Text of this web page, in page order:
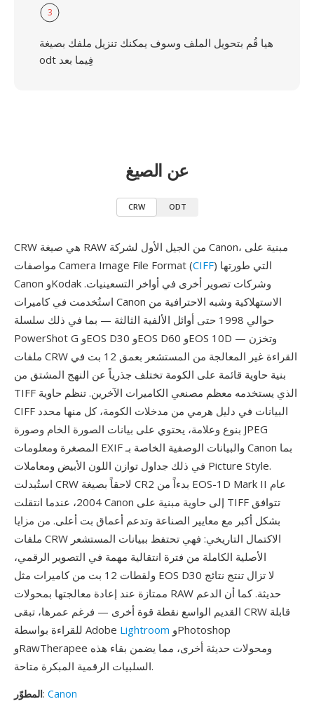
3
هيا قُم بتحويل الملف وسوف يمكنك تنزيل ملفك بصيغة
odt فِيما بعد
عن الصيغ
CRW ODT
CRW هي صيغة RAW من الجيل الأول لشركة Canon، مبنية على
مواصفات Camera Image File Format (CIFF) التي طورتها
Canon وKodak وشركات تصوير أخرى في أواخر التسعينيات.
استُخدمت في كاميرات Canon الاستهلاكية وشبه الاحترافية من
حوالي 1998 حتى أوائل الألفية الثالثة — بما في ذلك سلسلة
PowerShot G وEOS D30 وEOS D60 وEOS 10D — وتخزن
ملفات CRW القراءة غير المعالجة من المستشعر بعمق 12 بت في
بنية حاوية قائمة على الكومة تختلف جذرياً عن النهج المشتق من
TIFF الذي يستخدمه معظم مصنعي الكاميرات الآخرين. تنظم حاوية
CIFF البيانات في دليل هرمي من مدخلات الكومة، كل منها محدد
بنوع وعلامة، يحتوي على بيانات الصورة الخام وصورة JPEG
المصغرة ومعلومات EXIF والبيانات الوصفية الخاصة بـ Canon بما
في ذلك جداول توازن اللون الأبيض ومعاملات Picture Style.
استُبدلت CRW لاحقاً بصيغة CR2 بدءاً من EOS-1D Mark II عام
2004، عندما انتقلت Canon إلى حاوية مبنية على TIFF تتوافق
بشكل أكبر مع معايير الصناعة وتدعم أعماق بت أعلى. من مزايا
ملفات CRW الاكتمال التاريخي: فهي تحتفظ ببيانات المستشعر
الأصلية الكاملة من فترة انتقالية مهمة في التصوير الرقمي،
ولقطات 12 بت من كاميرات مثل EOS D30 لا تزال تنتج نتائج
ممتازة عند إعادة معالجتها بمحولات RAW حديثة. كما أن الدعم
القديم الواسع نقطة قوة أخرى — فرغم عمرها، تبقى CRW قابلة
للقراءة بواسطة Adobe Lightroom
وRawTherapee ومحولات حديثة أخرى، مما يضمن بقاء هذه
السلبيات الرقمية المبكرة متاحة.
المطوّر: Canon